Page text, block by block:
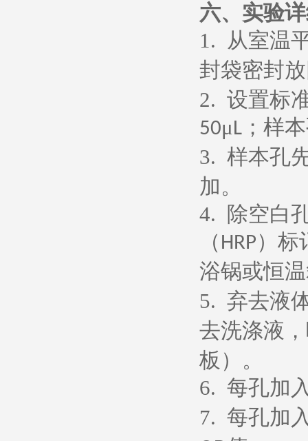
六、 实验
1. 从室温
封袋密封
2. 设置标
50μL ；样
3. 样本孔
加。
4. 除空白
（ HRP）标
浴锅或恒
5. 弃去液
去洗涤液
板）。
6. 每孔加
7. 每孔加